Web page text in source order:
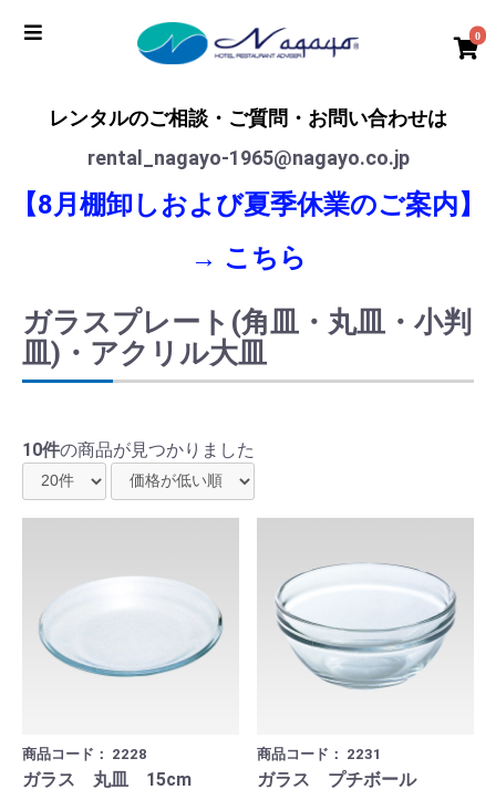
0
レンタルのご相談・ご質問・お問い合わせは
rental_nagayo-1965@nagayo.co.jp
【8月棚卸しおよび夏季休業のご案内】
→ こちら
ガラスプレート(角皿・丸皿・小判
皿)・アクリル大皿
10件の商品が見つかりました
商品コード： 2228
ガラス 丸皿 15cm
商品コード： 2231
ガラス プチボール